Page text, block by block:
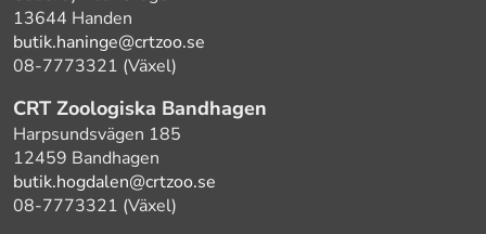
13644 Handen
butik.haninge@crtzoo.se
08-7773321 (Växel)
CRT Zoologiska Bandhagen
Harpsundsvägen 185
12459 Bandhagen
butik.hogdalen@crtzoo.se
08-7773321 (Växel)